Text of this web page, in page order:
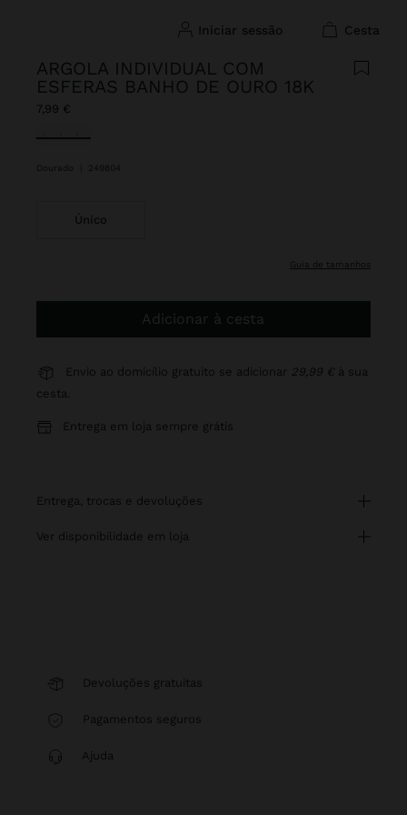
iniciar sessão cesta
ARGOLA INDIVIDUAL COM
ESFERAS BANHO DE OURO 18K
7,99 €
Selecionado
Dourado 249804
Único
guia de tamanhos
Adicionar à cesta
Envio ao domicílio gratuito se adicionar 29,99 € à sua
cesta.
Entrega em loja sempre grátis
entrega, trocas e devoluções
ver disponibilidade em loja
Devoluções gratuitas
Pagamentos seguros
Ajuda